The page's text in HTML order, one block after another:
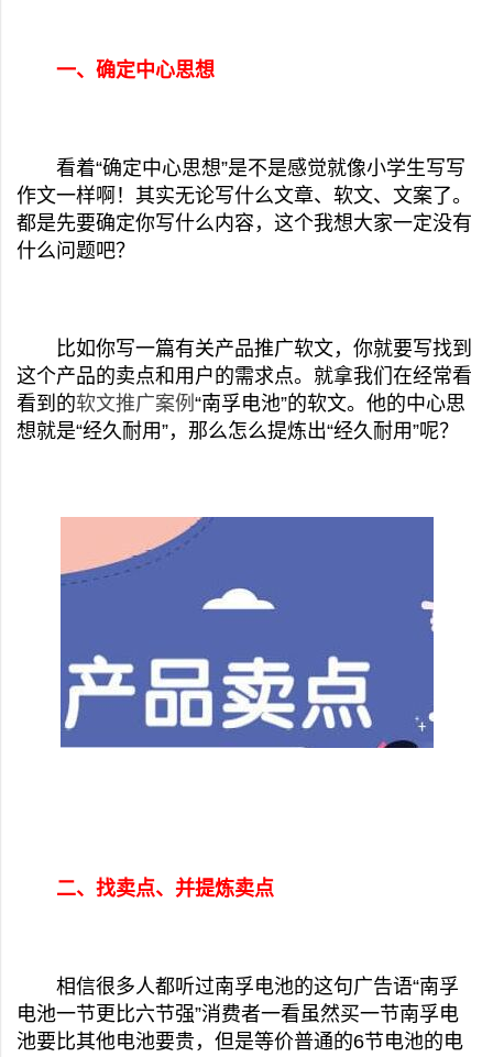
一、 确定中心思想
看着“确定中心思想”是不是感觉就像小学生写写
作文一样啊！其实无论写什么文章、软文、文案了。
都是先要确定你写什么内容，这个我想大家一定没有
什么问题吧？
比如你写一篇有关产品推广软文，你就要写找到
这个产品的卖点和用户的需求点。就拿我们在经常看
看到的软文推广案例 “南孚电池”的软文。他的中心思
想就是“经久耐用”，那么怎么提炼出“经久耐用”呢？
二、找卖点、并提炼卖点
相信很多人都听过南孚电池的这句广告语“南孚
电池一节更比六节强”消费者一看虽然买一节南孚电
池要比其他电池要贵，但是等价普通的6节电池的电